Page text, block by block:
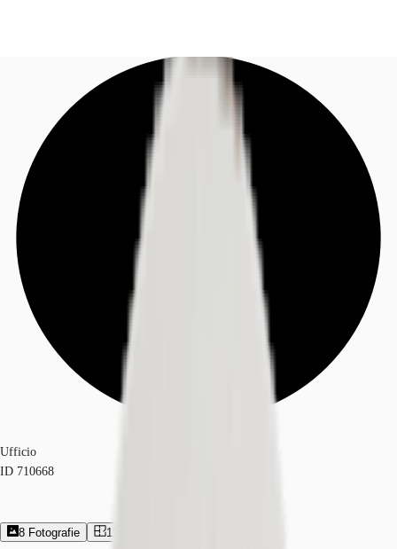
Tendenze & Ricerca
Coworking & Flex
Chiama ora Contattaci
Ufficio
ID 710668
8 Fotografie 12